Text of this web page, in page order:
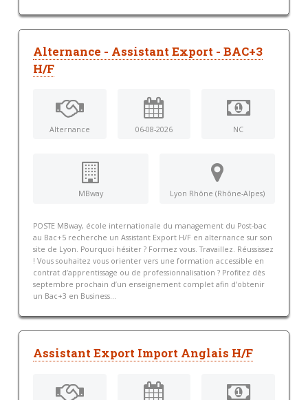
Alternance - Assistant Export - BAC+3
H/F
Alternance 06-08-2026 NC
MBway Lyon Rhône (Rhône-Alpes)
POSTE MBway, école internationale du management du Post-bac
au Bac+5 recherche un Assistant Export H/F en alternance sur son
site de Lyon. Pourquoi hésiter ? Formez vous. Travaillez. Réussissez
! Vous souhaitez vous orienter vers une formation accessible en
contrat d’apprentissage ou de professionnalisation ? Profitez dès
septembre prochain d’un enseignement complet afin d’obtenir
un Bac+3 en Business...
Assistant Export Import Anglais H/F